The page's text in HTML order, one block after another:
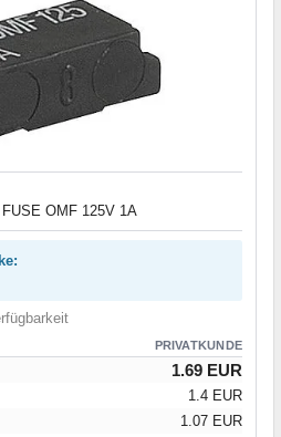
OMF 125V 1A
PRIVATKUNDE
1.69 EUR
1.4 EUR
1.07 EUR